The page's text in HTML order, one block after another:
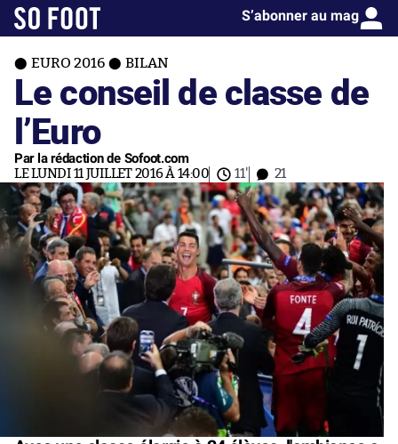
S’abonner au mag
EURO 2016 BILAN
Le conseil de classe de
l’Euro
Par la rédaction de Sofoot.com
LE LUNDI 11 JUILLET 2016 À 14:00 11' 21